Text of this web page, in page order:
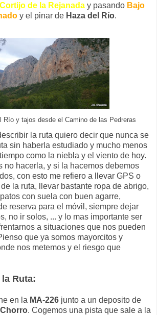
Cortijo de la Rejanada y pasando Bajo
y el pinar de Haza del Río.
Río y tajos desde el Camino de las Pedreras
la ruta quiero decir que nunca se
sin haberla estudiado y mucho menos
como la niebla y el viento de hoy.
no hacerla, y si la hacemos debemos
con esto me refiero a llevar GPS o
la ruta, llevar bastante ropa de abrigo,
con suela con buen agarre,
reserva para el móvil, siempre dejar
no ir solos, ... y lo mas importante ser
a situaciones que nos pueden
que ya somos mayorcitos y
nos metemos y el riesgo que
Ruta:
en la MA-226 junto a un deposito de
Chorro. Cogemos una pista que sale a la